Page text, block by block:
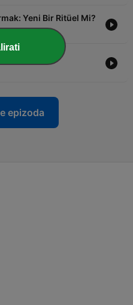
Yeni Bir Ritüel Mi?
epizoda